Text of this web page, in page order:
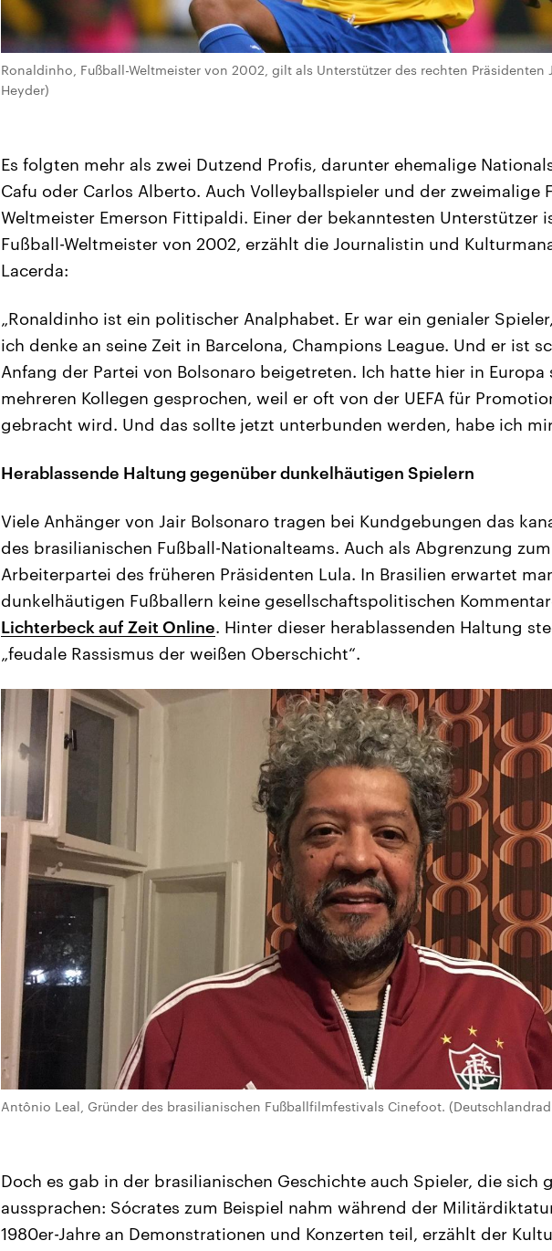
Ronaldinho, Fußball-Weltmeister von 2002, gilt als Unterstützer des rechten Präsidenten
Heyder)
Es folgten mehr als zwei Dutzend Profis, darunter ehemalige
Cafu oder Carlos Alberto. Auch Volleyballspieler und der zweimalige
Weltmeister Emerson Fittipaldi. Einer der bekanntesten Unterstützer
Fußball-Weltmeister von 2002, erzählt die Journalistin und
Lacerda:
„Ronaldinho ist ein politischer Analphabet. Er war ein genialer
ich denke an seine Zeit in Barcelona, Champions League. Und er ist
Anfang der Partei von Bolsonaro beigetreten. Ich hatte hier in Europa
mehreren Kollegen gesprochen, weil er oft von der UEFA für
gebracht wird. Und das sollte jetzt unterbunden werden, habe ich mir
Herablassende Haltung gegenüber dunkelhäutigen Spielern
Viele Anhänger von Jair Bolsonaro tragen bei Kundgebungen das
des brasilianischen Fußball-Nationalteams. Auch als Abgrenzung
Arbeiterpartei des früheren Präsidenten Lula. In Brasilien erwartet
dunkelhäutigen Fußballern keine gesellschaftspolitischen
Lichterbeck auf Zeit Online. Hinter dieser herablassenden Haltung
„feudale Rassismus der weißen Oberschicht“.
Antônio Leal, Gründer des brasilianischen Fußballfilmfestivals Cinefoot.
Doch es gab in der brasilianischen Geschichte auch Spieler, die sich
aussprachen: Sócrates zum Beispiel nahm während der
1980er-Jahre an Demonstrationen und Konzerten teil, erzählt der